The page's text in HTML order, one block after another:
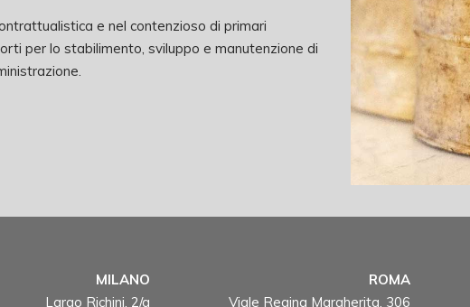
e nel contenzioso di primari
per lo stabilimento, sviluppo e manutenzione di
MILANO
Largo Richini, 2/a
ROMA
Viale Regina Margherita, 306